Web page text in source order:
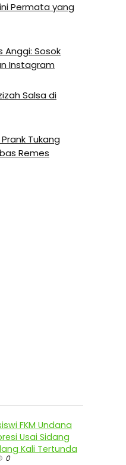
Permata yang
Anggi: Sosok
Instagram
Salsa di
Tukang
Remes
FKM Undana
Usai Sidang
Kali Tertunda
0